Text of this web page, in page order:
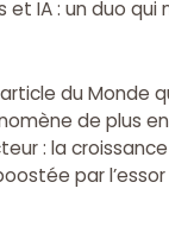
IA : un duo qui
du Monde
de plus
: la
par l’essor